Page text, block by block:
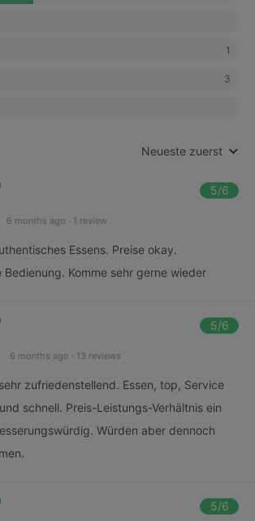
1
3
Neueste zuerst
5/6
6 months ago · 1 review
Essens. Preise okay.
Bedienung. Komme sehr gerne wieder
5/6
6 months ago · 13 reviews
zufriedenstellend. Essen, top, Service
schnell. Preis-Leistungs-Verhältnis ein
Würden aber dennoch
5/6